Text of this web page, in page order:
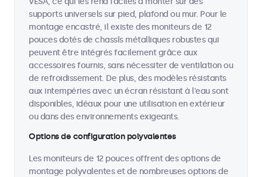
supports universels sur pied, plafond ou mur. Pour le
montage encastré, il existe des moniteurs de 12
pouces dotés de chassîs métalliques robustes qui
peuvent être intégrés facilement grâce aux
accessoires fournis, sans nécessiter de ventilation ou
de refroidissement. De plus, des modèles résistants
aux intempéries avec un écran résistant à l'eau sont
disponibles, idéaux pour une utilisation en extérieur
ou dans des environnements exigeants.
Options de configuration polyvalentes
Les moniteurs de 12 pouces offrent des options de
montage polyvalentes et de nombreuses options de